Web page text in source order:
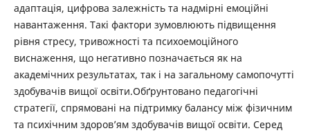
адаптація, цифрова залежність та надмірні емоційні
навантаження. Такі фактори зумовлюють підвищення
рівня стресу, тривожності та психоемоційного
виснаження, що негативно позначається як на
академічних результатах, так і на загальному самопочутті
здобувачів вищої освіти.Обґрунтовано педагогічні
стратегії, спрямовані на підтримку балансу між фізичним
та психічним здоров’ям здобувачів вищої освіти. Серед